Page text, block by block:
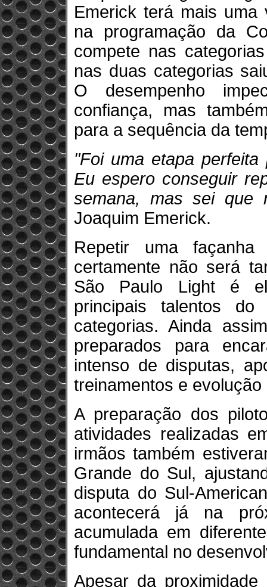
Emerick terá mais
na programação da
compete nas
nas duas categorias
O desempenho
confiança, mas
para a sequência da
"Foi uma etapa
Eu espero conseguir
semana, mas sei que
Joaquim Emerick.
Repetir uma
certamente não será
São Paulo Light é
principais talentos
categorias. Ainda
preparados para
intenso de disputas,
treinamentos e
A preparação dos
atividades realizadas
irmãos também
Grande do Sul,
disputa do Sul-
acontecerá já na
acumulada em
fundamental no
Apesar da